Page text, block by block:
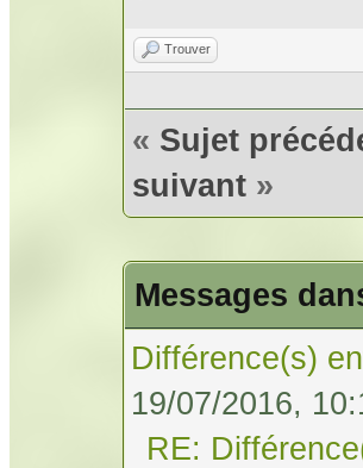
Trouver
« Sujet
suivant »
Messages
Différence(s)
19/07/2016,
RE: